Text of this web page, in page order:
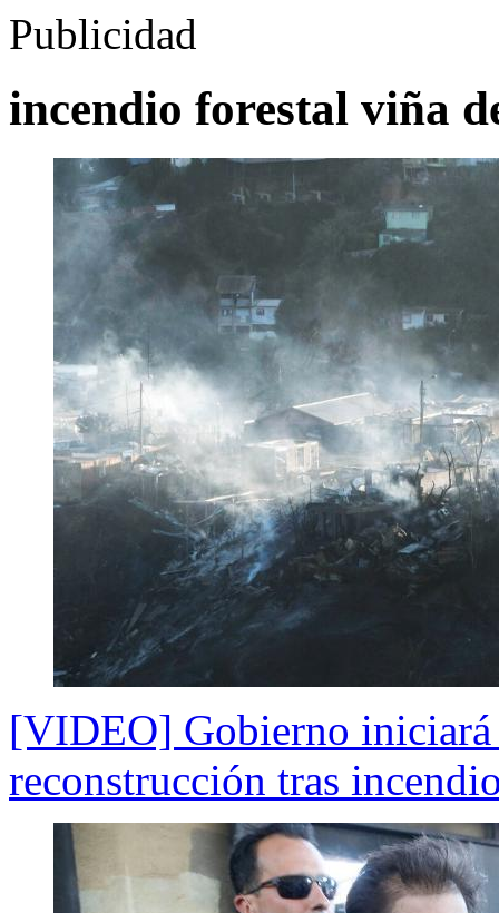
Publicidad
incendio forestal viña
[VIDEO] Gobierno iniciará
reconstrucción tras